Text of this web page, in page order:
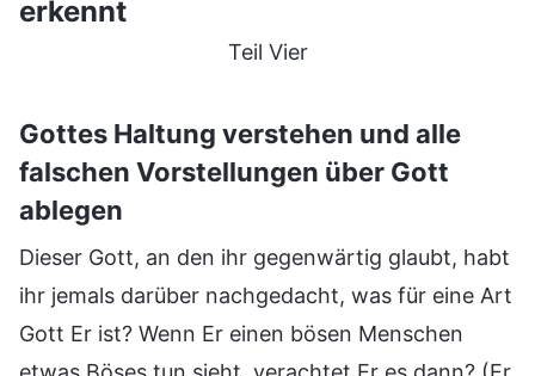
erkennt
Teil Vier
Gottes Haltung verstehen und alle
falschen Vorstellungen über Gott
ablegen
Dieser Gott, an den ihr gegenwärtig glaubt, habt
ihr jemals darüber nachgedacht, was für eine Art
Gott Er ist? Wenn Er einen bösen Menschen